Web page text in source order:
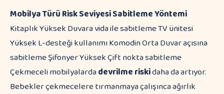
Mobilya TürüRisk SeviyesiSabitleme Yöntemi
Kitaplık Yüksek Duvara vida ile sabitleme TV ünitesi
Yüksek L-desteği kullanımı Komodin Orta Duvar açısına
sabitleme Şifonyer Yüksek Çift nokta sabitleme
Çekmeceli mobilyalardadevrilme riskidaha da artıyor.
Bebekler çekmecelere tırmanmaya çalışınca ağırlık